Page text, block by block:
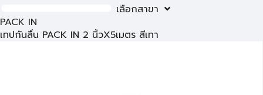
เลือกสาขา
PACK IN
เทปกันลื่น PACK IN 2 นิ้วX5เมตร สีเทา